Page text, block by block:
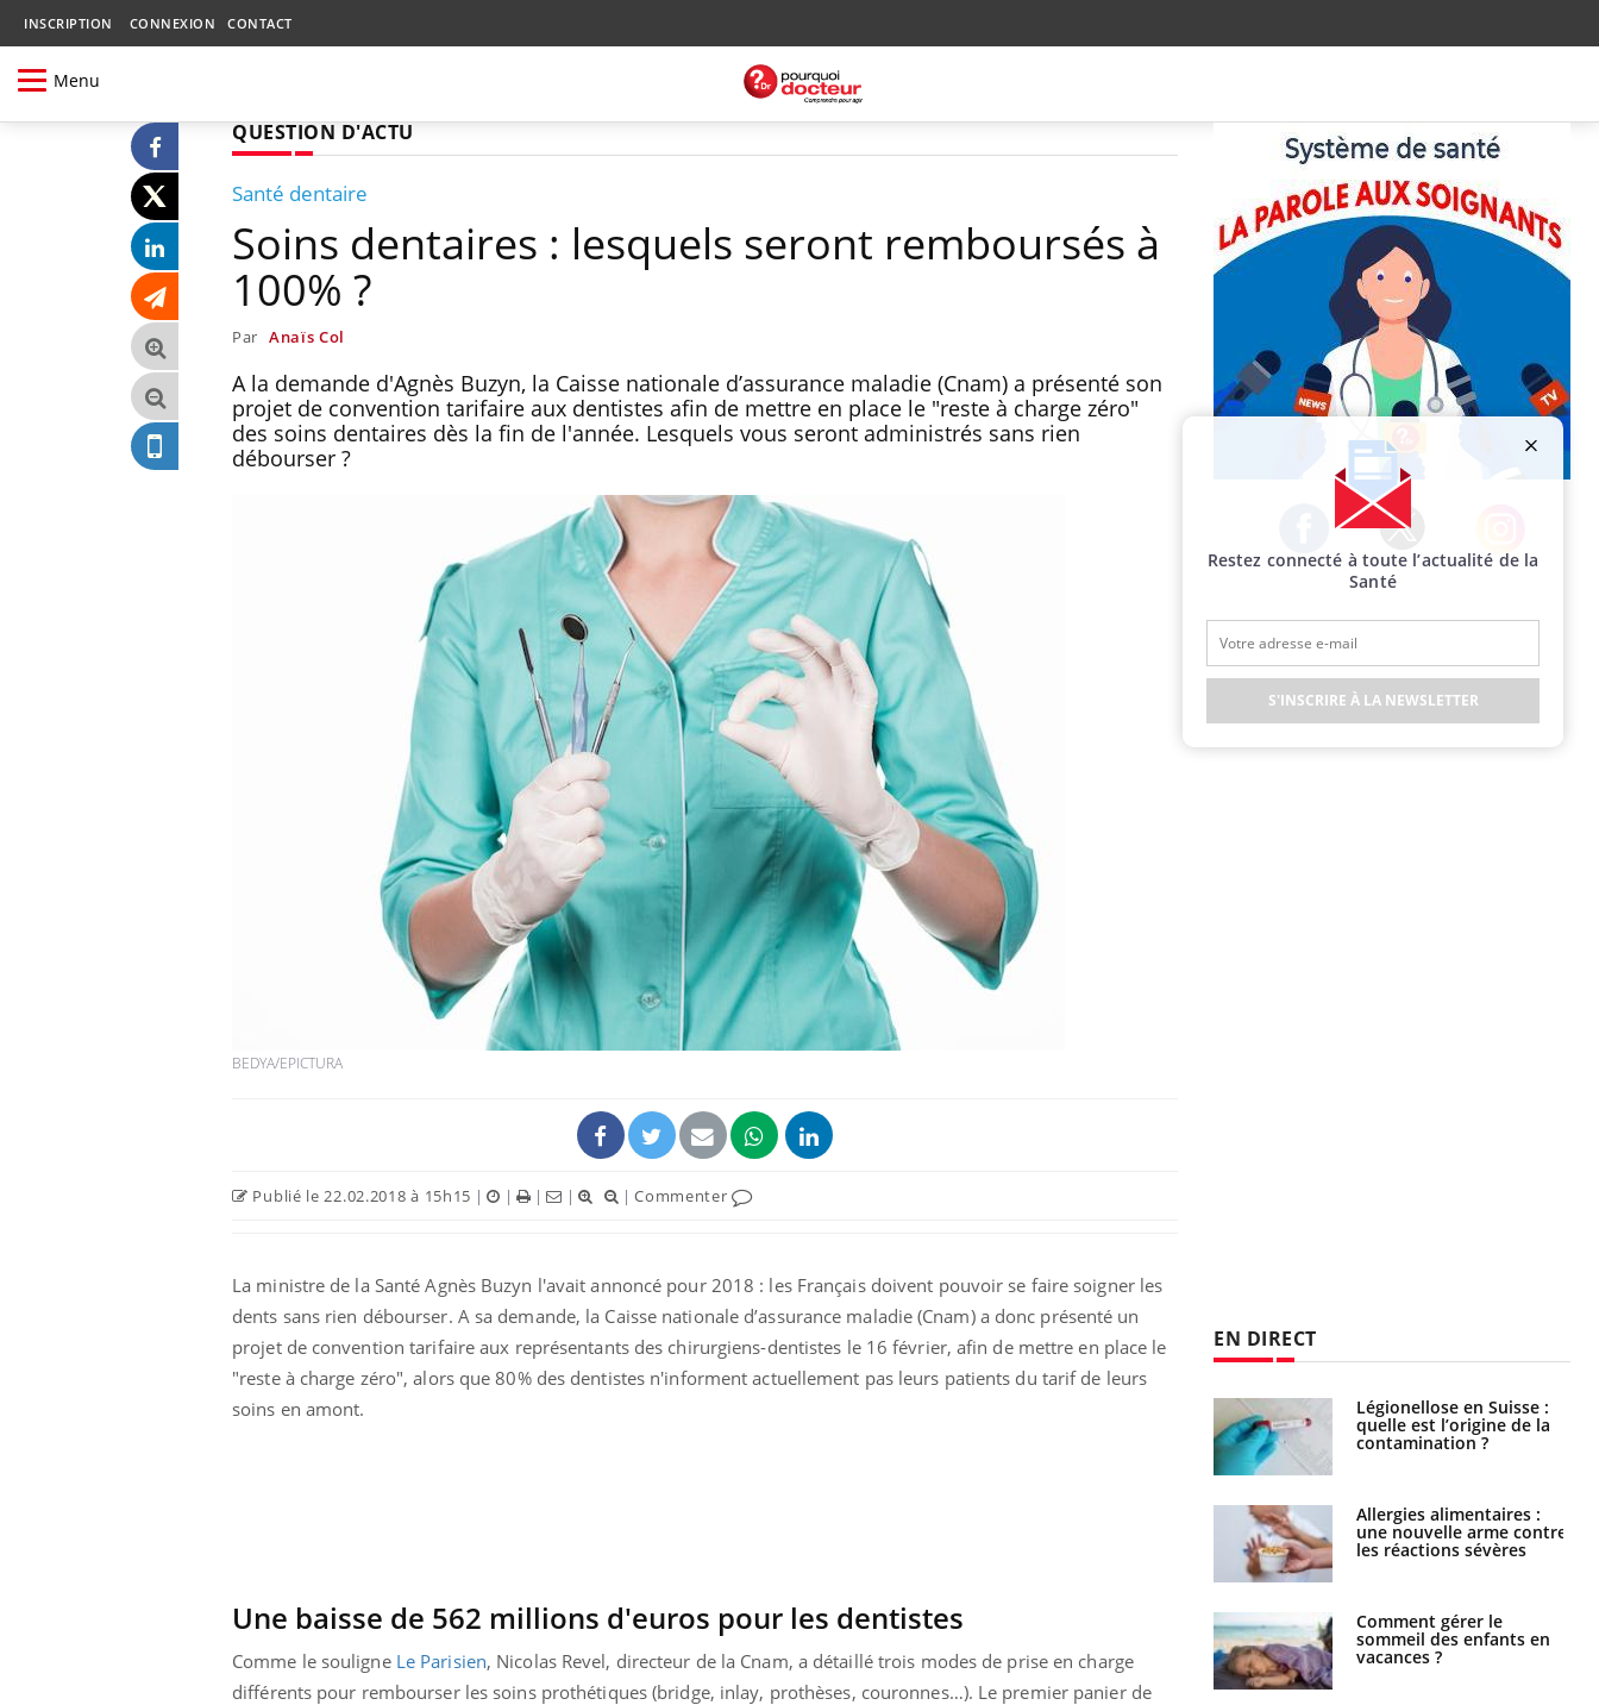
INSCRIPTION CONNEXION CONTACT
Menu
QUESTION D'ACTU
Santé dentaire
Soins dentaires : lesquels seront remboursés à
100% ?
Par Anaïs Col
A la demande d'Agnès Buzyn, la Caisse nationale d’assurance maladie (Cnam) a présenté son
projet de convention tarifaire aux dentistes afin de mettre en place le "reste à charge zéro"
des soins dentaires dès la fin de l'année. Lesquels vous seront administrés sans rien
débourser ?
BEDYA/EPICTURA
Publié le 22.02.2018 à 15h15 | | | | |Commenter
La ministre de la Santé Agnès Buzyn l'avait annoncé pour 2018 : les Français doivent pouvoir se faire soigner les
dents sans rien débourser. A sa demande, la Caisse nationale d’assurance maladie (Cnam) a donc présenté un
projet de convention tarifaire aux représentants des chirurgiens-dentistes le 16 février, afin de mettre en place le
"reste à charge zéro", alors que 80% des dentistes n'informent actuellement pas leurs patients du tarif de leurs
soins en amont.
Une baisse de 562 millions d'euros pour les dentistes
Comme le souligne Le Parisien, Nicolas Revel, directeur de la Cnam, a détaillé trois modes de prise en charge
différents pour rembourser les soins prothétiques (bridge, inlay, prothèses, couronnes…). Le premier panier de
Facebook Twitter Instagram
EN DIRECT
Le Viagra pourrait-il
Grossesse et chaleur : ce Mordue par un
barracuda, une petite fille
secourue grâce à un
réflexe essentiel
Légionellose en Suisse :
quelle est l’origine de la
contamination ?
Allergies alimentaires :
une nouvelle arme contre
les réactions sévères
Comment gérer le
sommeil des enfants en
vacances ?
Bilan prévention : ce que
les kinés pourront
bientôt faire
TDAH : quel est ce
traitement autorisé aux
États-Unis ?
Cerveau : le mystère de la
"madeleine de Proust"
enfin expliqué
Restez connecté à toute l’actualité de la
Santé
S'INSCRIRE À LA NEWSLETTER